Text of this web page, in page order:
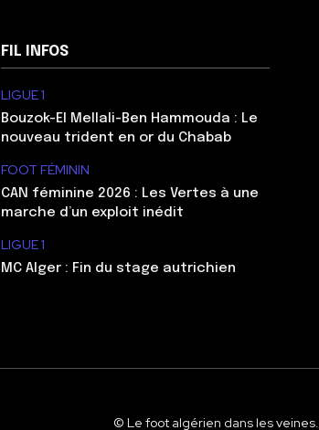
FIL INFOS
LIGUE 1
Bouzok-El Mellali-Ben Hammouda : Le
nouveau trident en or du Chabab
FOOT FÉMININ
CAN féminine 2026 : Les Vertes à une
marche d’un exploit inédit
LIGUE 1
MC Alger : Fin du stage autrichien
© Le foot algérien dans les veines.